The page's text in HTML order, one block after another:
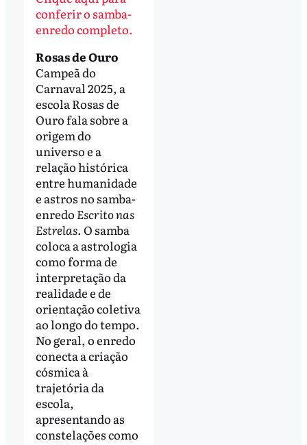
conferir o samba-
enredo completo.
Rosas de Ouro
Campeã do
Carnaval 2025, a
escola Rosas de
Ouro fala sobre a
origem do
universo e a
relação histórica
entre humanidade
e astros no samba-
enredo Escrito nas
Estrelas. O samba
coloca a astrologia
como forma de
interpretação da
realidade e de
orientação coletiva
ao longo do tempo.
No geral, o enredo
conecta a criação
cósmica à
trajetória da
escola,
apresentando as
constelações como